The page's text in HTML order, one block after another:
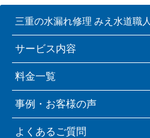
三重の水漏れ修理 みえ水道職人
サービス内容
料金一覧
事例・お客様の声
よくあるご質問